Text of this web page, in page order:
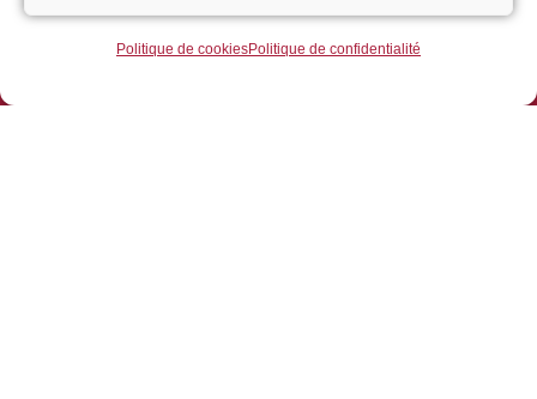
Politique de cookiesPolitique de confidentialité
Le Belvédère